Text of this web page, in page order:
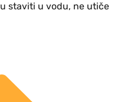
staviti u vodu, ne utiče